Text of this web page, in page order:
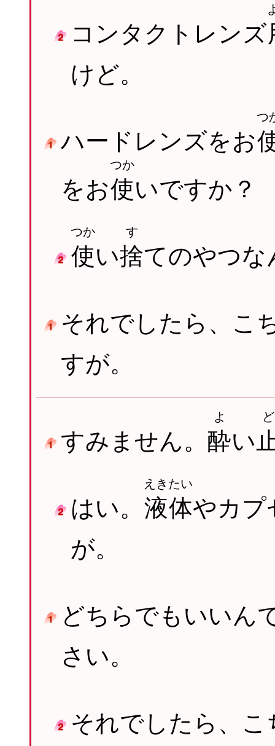
コンタクトレンズ
けど。
ハードレンズをお
つ
をお使
つか
いですか？
使
つか
い捨
す
てのやつ
それでしたら、こ
すが。
すみません。 酔
よ
い
ど
はい。 液体
えきたい
やカプ
が。
どちらでもいいん
さい。
それでしたら、こ